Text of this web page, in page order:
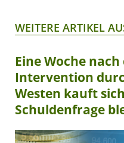
WEITERE ARTIKEL
Eine Woche nach
Intervention
Westen kauft
Schuldenfrage